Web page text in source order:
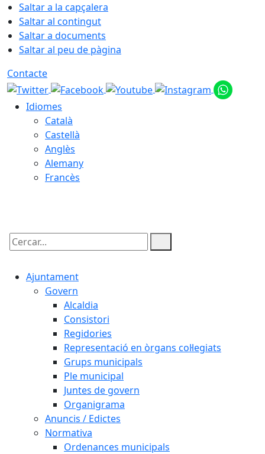
Saltar a la capçalera
Saltar al contingut
Saltar a documents
Saltar al peu de pàgina
Contacte
Idiomes
Català
Castellà
Anglès
Alemany
Francès
Cercar:
Ajuntament
Govern
Alcaldia
Consistori
Regidories
Representació en òrgans col·legiats
Grups municipals
Ple municipal
Juntes de govern
Organigrama
Anuncis / Edictes
Normativa
Ordenances municipals